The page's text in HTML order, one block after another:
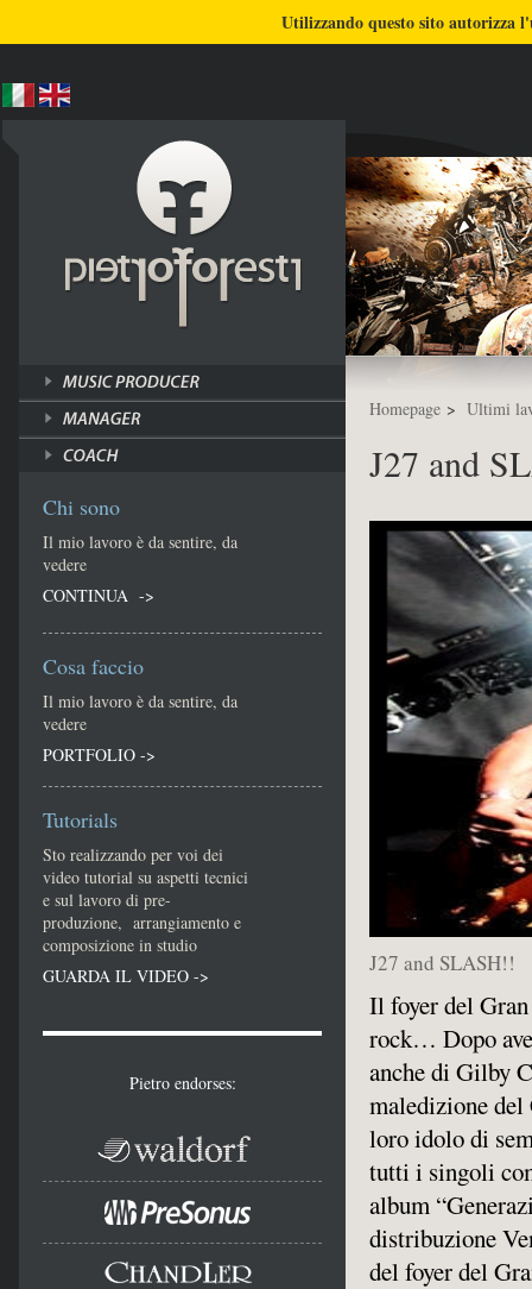
COSA FACCIO ULTIMI LAVORI
Homepage > Ultimi
J27 and
J27 and SLASH!!
Il foyer del
rock… Dopo
anche di Gilby
maledizione del
loro idolo di
tutti i singoli
album
distribuzione
del foyer del
Chi sono
Il mio lavoro è da sentire, da
vedere
CONTINUA ->
Cosa faccio
Il mio lavoro è da sentire, da
vedere
PORTFOLIO ->
Tutorials
Sto realizzando per voi dei
video tutorial su aspetti tecnici
e sul lavoro di pre-
produzione, arrangiamento e
composizione in studio
GUARDA IL VIDEO ->
Pietro endorses:
Utilizzando questo sito autorizza